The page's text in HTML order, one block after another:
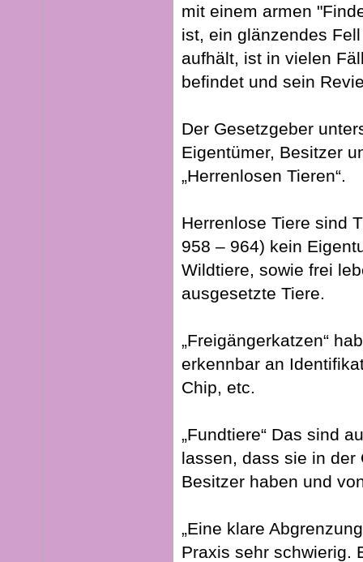
mit einem armen
ist, ein glänzendes
aufhält, ist in vielen
befindet und sein
Der Gesetzgeber
Eigentümer, Besitzer
„Herrenlosen Tieren“.
Herrenlose Tiere sind
958 – 964) kein
Wildtiere, sowie frei
ausgesetzte Tiere.
„Freigängerkatzen“
erkennbar an
Chip, etc.
„Fundtiere“ Das sind
lassen, dass sie in der
Besitzer haben und
„Eine klare
Praxis sehr schwierig.